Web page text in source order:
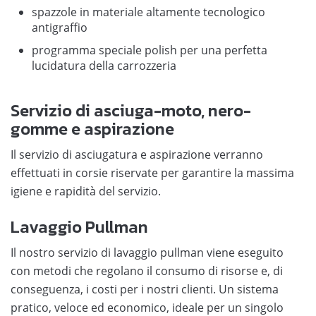
spazzole in materiale altamente tecnologico
antigraffio
programma speciale polish per una perfetta
lucidatura della carrozzeria
Servizio di asciuga-moto, nero-
gomme e aspirazione
Il servizio di asciugatura e aspirazione verranno
effettuati in corsie riservate per garantire la massima
igiene e rapidità del servizio.
Lavaggio Pullman
Il nostro servizio di lavaggio pullman viene eseguito
con metodi che regolano il consumo di risorse e, di
conseguenza, i costi per i nostri clienti. Un sistema
pratico, veloce ed economico, ideale per un singolo